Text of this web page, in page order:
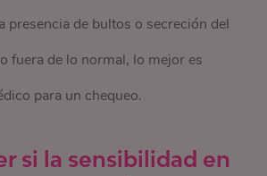
presencia de bultos o secreción del
fuera de lo normal, lo mejor es
para un chequeo.
si la sensibilidad en